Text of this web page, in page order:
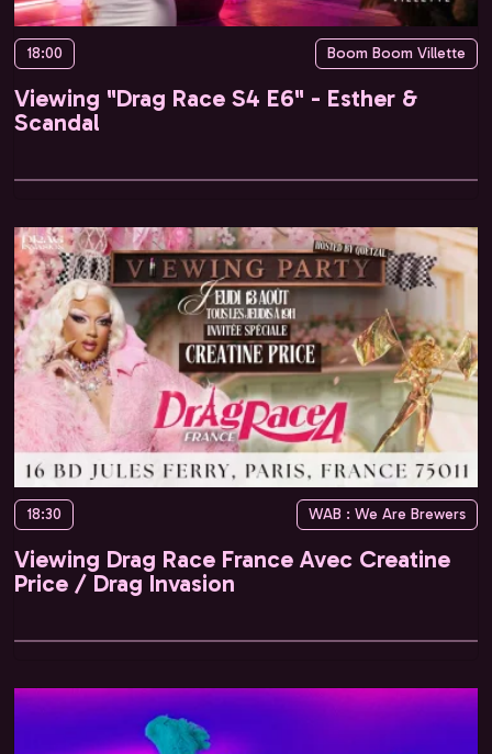
18:00 Boom Boom Villette
Viewing "Drag Race S4 E6" - Esther &
Scandal
18:30 WAB : We Are Brewers
Viewing Drag Race France Avec Creatine
Price / Drag Invasion